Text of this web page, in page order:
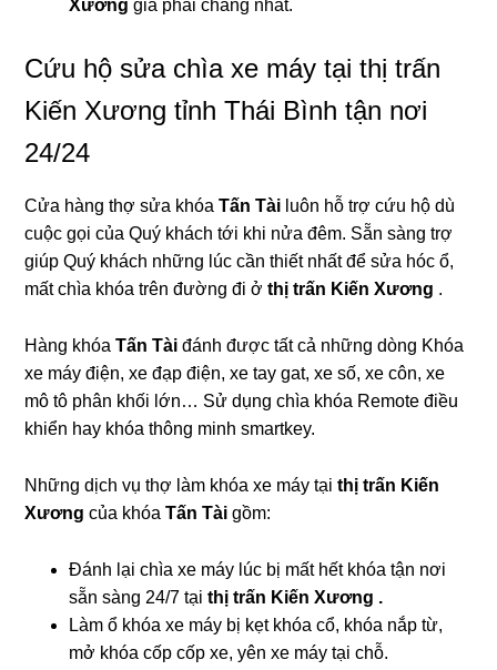
Xươnggiá phải chăng nhất.
Cứu hộ sửa chìa xe máy tại thị trấn
Kiến Xương tỉnh Thái Bình tận nơi
24/24
Cửa hàng thợ sửa khóaTấn Tài luôn hỗ trợ cứu hộ dù
cuộc gọi của Quý khách tới khi nửa đêm. Sẵn sàng trợ
giúp Quý khách những lúc cần thiết nhất để sửa hóc ổ,
mất chìa khóa trên đường đi ởthị trấn Kiến Xương .
Hàng khóaTấn Tài đánh được tất cả những dòng Khóa
xe máy điện, xe đạp điện, xe tay gat, xe số, xe côn, xe
mô tô phân khối lớn… Sử dụng chìa khóa Remote điều
khiển hay khóa thông minh smartkey.
Những dịch vụ thợ làm khóa xe máy tạithị trấn Kiến
Xươngcủa khóaTấn Tài gồm:
Đánh lại chìa xe máy lúc bị mất hết khóa tận nơi
sẵn sàng 24/7 tạithị trấn Kiến Xương .
Làm ổ khóa xe máy bị kẹt khóa cổ, khóa nắp từ,
mở khóa cốp cốp xe, yên xe máy tại chỗ.